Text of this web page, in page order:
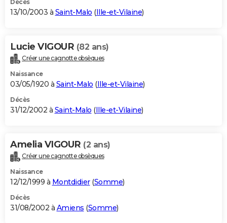
Décès
13/10/2003 à Saint-Malo (Ille-et-Vilaine)
Lucie VIGOUR (82 ans)
Créer une cagnotte obsèques
Naissance
03/05/1920 à Saint-Malo (Ille-et-Vilaine)
Décès
31/12/2002 à Saint-Malo (Ille-et-Vilaine)
Amelia VIGOUR (2 ans)
Créer une cagnotte obsèques
Naissance
12/12/1999 à Montdidier(Somme)
Décès
31/08/2002 à Amiens (Somme)